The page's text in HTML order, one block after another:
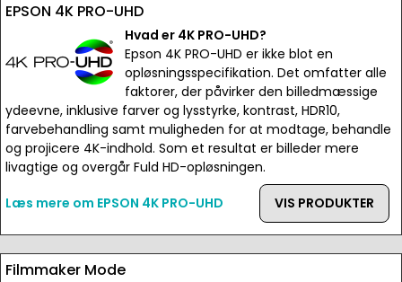
EPSON 4K PRO-UHD
Hvad er 4K PRO-UHD?
Epson 4K PRO-UHD er ikke blot en
opløsningsspecifikation. Det omfatter alle
faktorer, der påvirker den billedmæssige
ydeevne, inklusive farver og lysstyrke, kontrast, HDR10,
farvebehandling samt muligheden for at modtage, behandle
og projicere 4K-indhold. Som et resultat er billeder mere
livagtige og overgår Fuld HD-opløsningen.
Læs mere om EPSON 4K PRO-UHD
VIS PRODUKTER
Filmmaker Mode